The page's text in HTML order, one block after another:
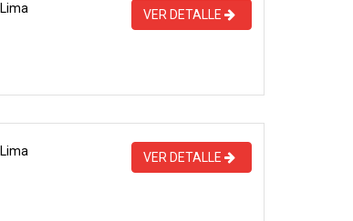
Lima VER DETALLE
Lima VER DETALLE